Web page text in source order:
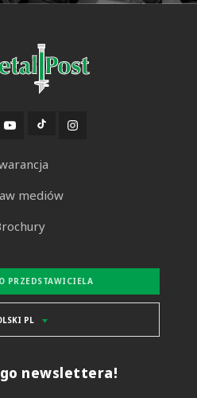
mediów
PRZEDSTAWICIELA
PL
newslettera!